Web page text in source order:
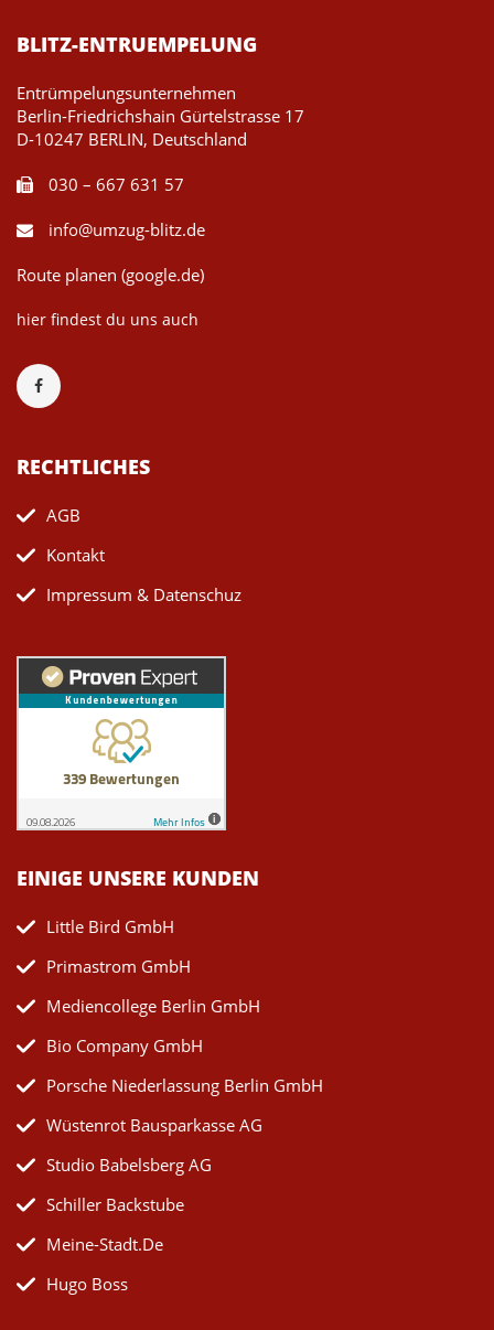
BLITZ-ENTRUEMPELUNG
Entrümpelungsunternehmen
Berlin-Friedrichshain Gürtelstrasse 17
D-10247 BERLIN, Deutschland
030 – 667 631 57
info@umzug-blitz.de
Route planen (google.de)
hier findest du uns auch
RECHTLICHES
AGB
Kontakt
Impressum & Datenschuz
EINIGE UNSERE KUNDEN
Little Bird GmbH
Primastrom GmbH
Mediencollege Berlin GmbH
Bio Company GmbH
Porsche Niederlassung Berlin GmbH
Wüstenrot Bausparkasse AG
Studio Babelsberg AG
Schiller Backstube
Meine-Stadt.de
Hugo Boss